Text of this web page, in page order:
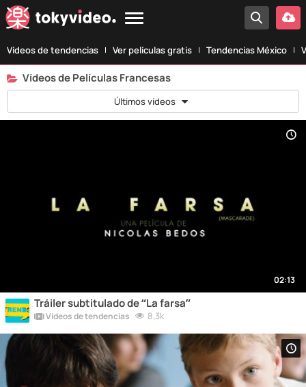
Vídeos de tendencias Ver películas gratis Tendencias México
Vídeos de Películas Francesas
Últimos vídeos
02:13
Tráiler subtitulado de “La farsa”
Vídeos de tendencias 8,3k